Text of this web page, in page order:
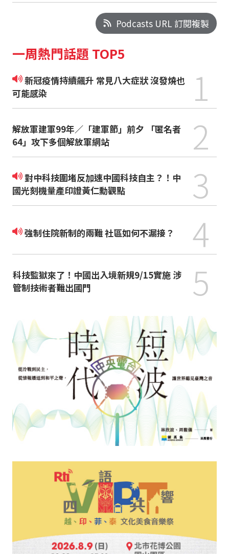
Podcasts URL 訂閱複製
一周熱門話題 TOP5
新冠疫情持續飆升 常見八大症狀 沒發燒也
可能感染
1
解放軍建軍99年／「建軍節」前夕 「匿名者
64」攻下多個解放軍網站
2
對中科技圍堵反加速中國科技自主？！中
國光刻機量產印證黃仁勳觀點
3
強制住院新制的兩難 社區如何不漏接？ 4
科技監獄來了！中國出入境新規9/15實施 涉
管制技術者難出國門
5